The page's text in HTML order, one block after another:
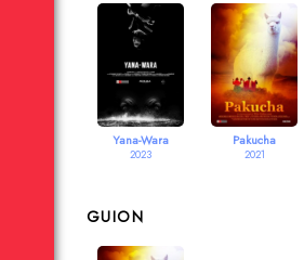
Yana-Wara
2023
Pakucha
2021
GUION